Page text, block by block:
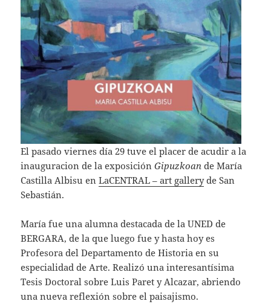
El pasado viernes día 29 tuve el placer de acudir a la
inauguracion de la exposiciónGipuzkoan de María
Castilla Albisu enLaCENTRAL – art galleryde San
Sebastián.
María fue una alumna destacada de la UNED de
BERGARA, de la que luego fue y hasta hoy es
Profesora del Departamento de Historia en su
especialidad de Arte. Realizó una interesantísima
Tesis Doctoral sobre Luis Paret y Alcazar, abriendo
una nueva reflexión sobre el paisajismo.